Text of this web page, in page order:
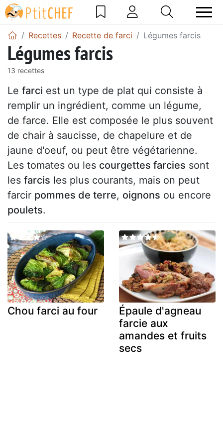
Recettes Recette de farci Légumes farcis
Légumes farcis
13 recettes
Le farci est un type de plat qui consiste à
remplir un ingrédient, comme un légume,
de farce. Elle est composée le plus souvent
de chair à saucisse, de chapelure et de
jaune d'oeuf, ou peut être végétarienne.
Les tomates ou les courgettes farcies sont
les farcis les plus courants, mais on peut
farcir pommes de terre, oignons ou encore
poulets.
Chou farci au four
Épaule d'agneau
farcie aux
amandes et fruits
secs